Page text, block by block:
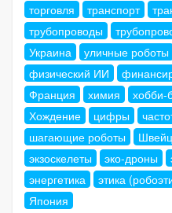
торговля
транспорт
трубопроводы
Украина
уличные роботы
физический ИИ
Франция
химия хобби-
Хождение
цифры
шагающие роботы
экзоскелеты
эко-дроны
энергетика
этика
Япония